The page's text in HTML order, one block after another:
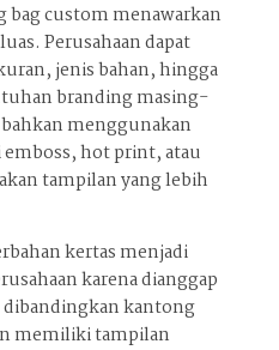
bag custom menawarkan
Perusahaan dapat
jenis bahan, hingga
branding masing-
menggunakan
hot print, atau
tampilan yang lebih
kertas menjadi
karena dianggap
kantong
memiliki tampilan